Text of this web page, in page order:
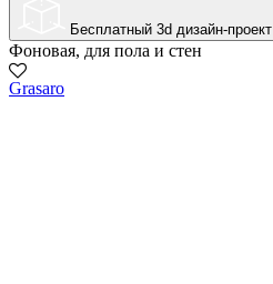
Бесплатный 3d дизайн-проект
Фоновая, для пола и стен
Grasaro